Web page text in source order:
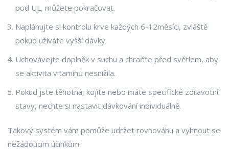
pod UL, můžete pokračovat.
Naplánujte si kontrolu krve každých 6-12měsíci, zvláště
pokud užíváte vyšší dávky.
Uchovávejte doplněk v suchu a chraňte před světlem, aby
se aktivita vitamínů nesnížila.
Pokud jste těhotná, kojíte nebo máte specifické zdravotní
stavy, nechte si nastavit dávkování individuálně.
Takový systém vám pomůže udržet rovnováhu a vyhnout se
nežádoucím účinkům.